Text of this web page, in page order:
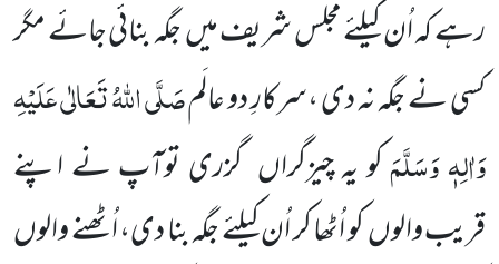
رہے کہ اُن کیلئے مجلس شریف میںجگہ بنائی جائے مگر
کسی نے جگہ نہ دی ،سرکارِ دو عالَمصَلَّی اللّٰہُ تَعَالٰی عَلَیْہِ
وَاٰلِہٖ وَسَلَّمَکو یہ چیزگراں گزری توآپ نے اپنے
قریبوالوںکو اُٹھا کر اُن کیلئے جگہ بنا دی، اُٹھنے والوں